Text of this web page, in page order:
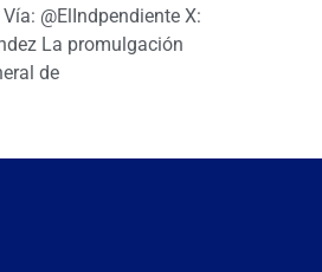
Vía: @ElIndpendiente X:
La promulgación
de